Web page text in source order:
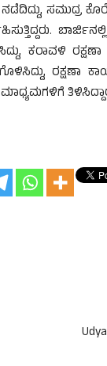
ಸಮುದ್ರ
ಕರಾವಳಿ
ರಕ್ಷಣಾ